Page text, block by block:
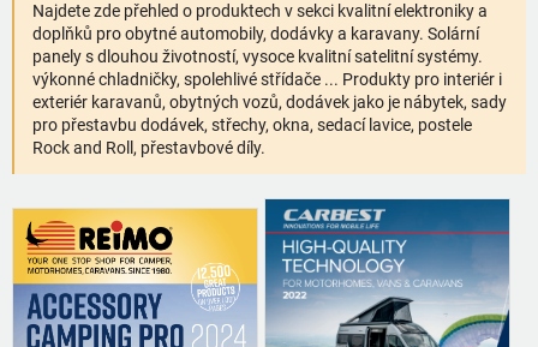
Najdete zde přehled o produktech v sekci kvalitní elektroniky a
doplňků pro obytné automobily, dodávky a karavany. Solární
panely s dlouhou životností, vysoce kvalitní satelitní systémy.
výkonné chladničky, spolehlivé střídače ... Produkty pro interiér i
exteriér karavanů, obytných vozů, dodávek jako je nábytek, sady
pro přestavbu dodávek, střechy, okna, sedací lavice, postele
Rock and Roll, přestavbové díly.